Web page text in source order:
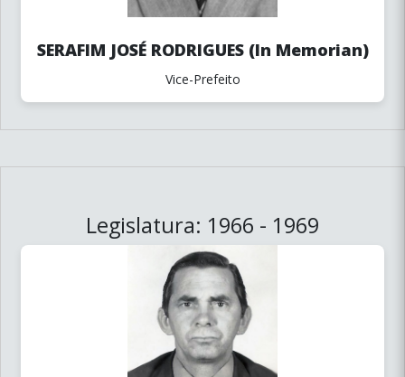
SERAFIM JOSÉ RODRIGUES (In Memorian)
Vice-Prefeito
Legislatura: 1966 - 1969